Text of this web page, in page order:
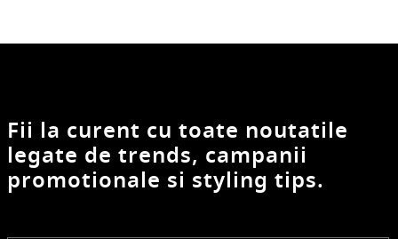
Fii la curent cu toate noutatile
legate de trends, campanii
promotionale si styling tips.